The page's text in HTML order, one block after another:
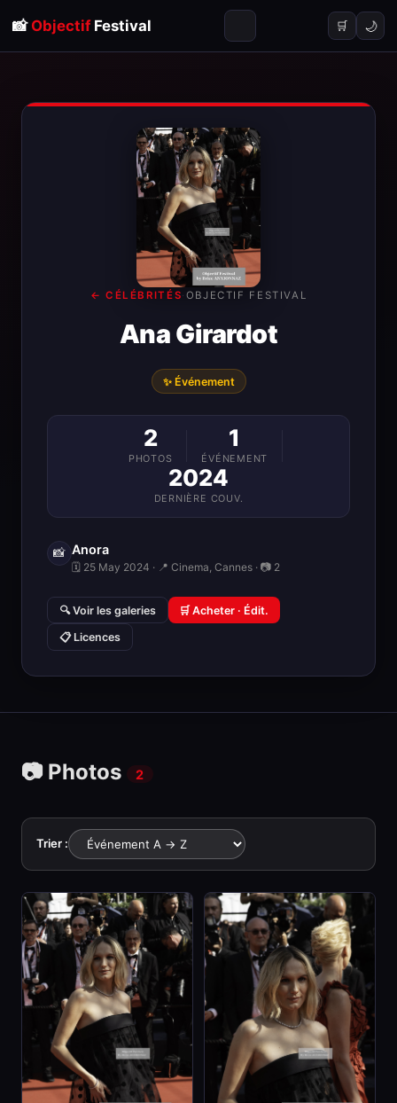
📸 ObjectifFestival 🛒 🌙
← CÉLÉBRITÉS· OBJECTIF FESTIVAL
Ana Girardot
✨ Événement
2
PHOTOS
1
ÉVÉNEMENT
2024
DERNIÈRE COUV.
📸 Anora
🗓 25 May 2024 · 📍 Cinema, Cannes · 📷 2
🔍 Voir les galeries 🛒 Acheter · Édit.
📋 Licences
📷 Photos 2
Trier :